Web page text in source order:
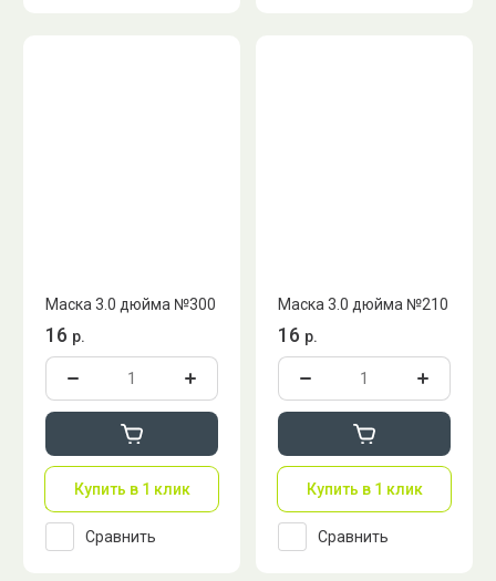
Маска 3.0 дюйма №300
16 р.
Купить в 1 клик
Сравнить
Маска 3.0 дюйма №210
16 р.
Купить в 1 клик
Сравнить